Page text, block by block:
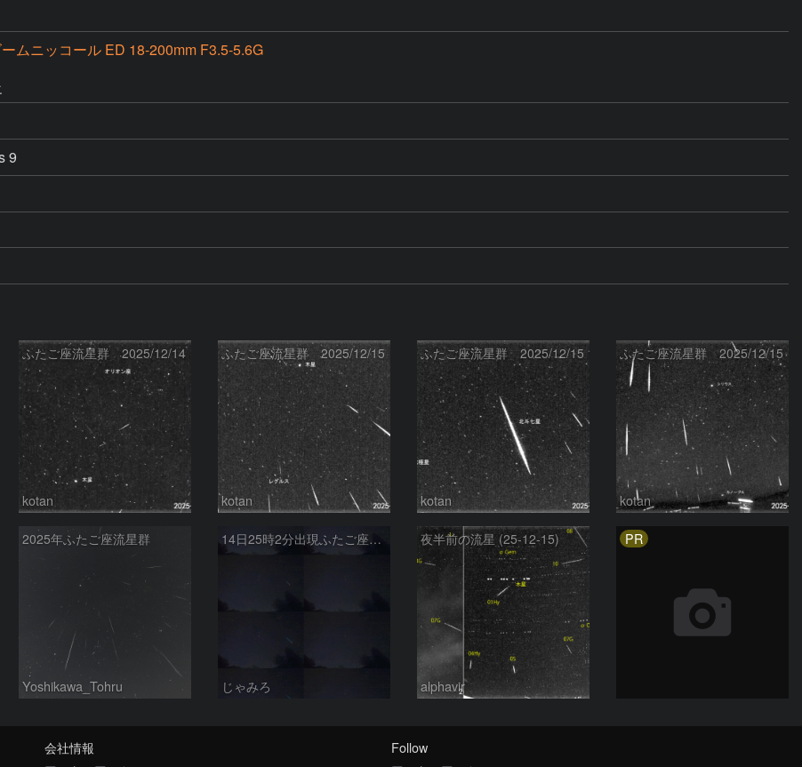
ムニッコール ED 18-200mm F3.5-5.6G
9
ふたご座流星群 2025/12/14
kotan
ふたご座流星群 2025/12/15
kotan
ふたご座流星群 2025/12/15
kotan
ふたご座流星群 2025/12/15
kotan
2025年ふたご座流星群
Yoshikawa_Tohru
14日25時2分出現ふたご座群大流星(全行程)
じゃみろ
夜半前の流星 (25-12-15)
alphavir
PR
会社情報
Follow